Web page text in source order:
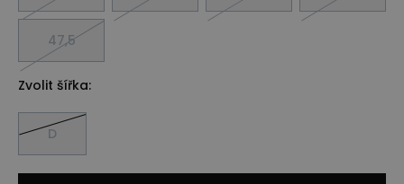
47,5
Zvolit šířka:
D